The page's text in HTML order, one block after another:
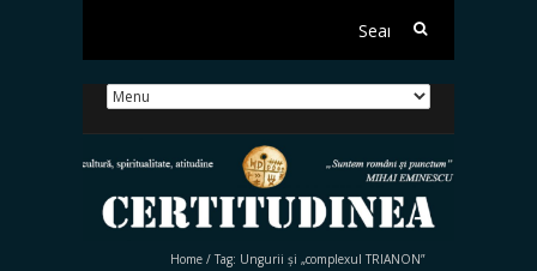
Search
Home / Tag: Ungurii și „complexul TRIANON”